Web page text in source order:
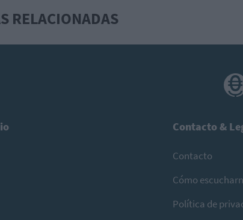
RELACIONADAS
Contacto &
Contacto
Cómo
Política de